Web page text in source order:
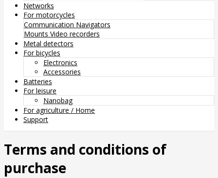
Networks
For motorcycles
Communication Navigators
Mounts Video recorders
Metal detectors
For bicycles
Electronics
Accessories
Batteries
For leisure
Nanobag
For agriculture / Home
Support
Terms and conditions of
purchase